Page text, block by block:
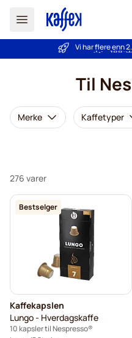
Vi har flere enn
Til
Merke Kaffetyper
276 varer
Bestselger
Kaffekapslen
Lungo - Hverdagskaffe
10 kapsler til Nespresso®